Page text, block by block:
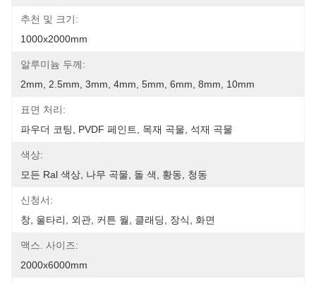
추천 및 크기:
1000x2000mm
알루미늄 두께:
2mm, 2.5mm, 3mm, 4mm, 5mm, 6mm, 8mm, 10mm
표면 처리:
파우더 코팅, PVDF 페인트, 목재 곡물, 석재 곡물
색상:
모든 Ral 색상, 나무 곡물, 돌 색, 황동, 청동
신청서:
창, 울타리, 외관, 커튼 월, 클래딩, 장식, 화면
맥스. 사이즈:
2000x6000mm